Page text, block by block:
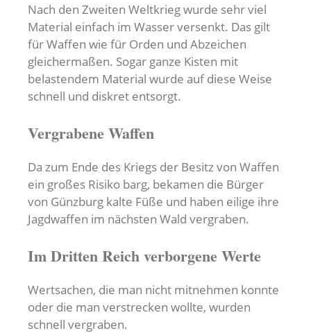
Nach den Zweiten Weltkrieg wurde sehr viel
Material einfach im Wasser versenkt. Das gilt
für Waffen wie für Orden und Abzeichen
gleichermaßen. Sogar ganze Kisten mit
belastendem Material wurde auf diese Weise
schnell und diskret entsorgt.
Vergrabene Waffen
Da zum Ende des Kriegs der Besitz von Waffen
ein großes Risiko barg, bekamen die Bürger
von Günzburg kalte Füße und haben eilige ihre
Jagdwaffen im nächsten Wald vergraben.
Im Dritten Reich verborgene Werte
Wertsachen, die man nicht mitnehmen konnte
oder die man verstrecken wollte, wurden
schnell vergraben.